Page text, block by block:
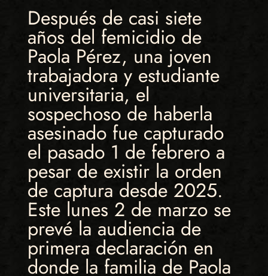
Después de casi siete
años del femicidio de
Paola Pérez, una joven
trabajadora y estudiante
universitaria, el
sospechoso de haberla
asesinado fue capturado
el pasado 1 de febrero a
pesar de existir la orden
de captura desde 2025.
Este lunes 2 de marzo se
prevé la audiencia de
primera declaración en
donde la familia de Paola